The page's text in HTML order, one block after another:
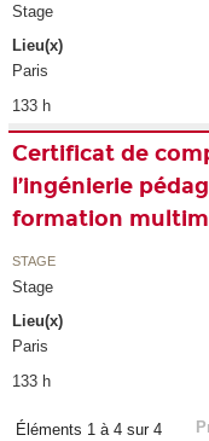
Stage
Lieu(x)
Paris
133 h
Certificat de
l’ingénierie
formation
STAGE
Stage
Lieu(x)
Paris
133 h
Éléments 1 à 4 sur 4